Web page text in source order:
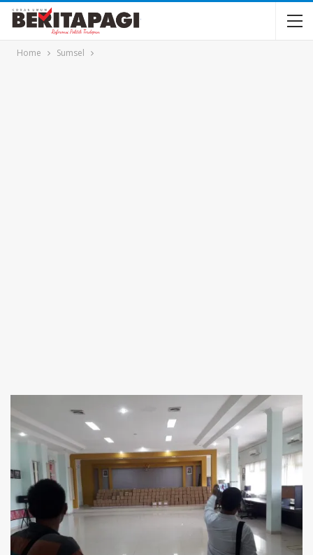
Home Sumsel